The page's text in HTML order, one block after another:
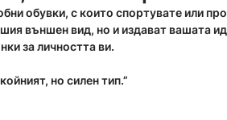
обувки, с които спортувате или
външен вид, но и издават вашата
за личността ви.
но силен тип.”